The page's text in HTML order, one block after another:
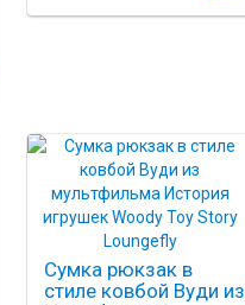
Сумка рюкзак в
стиле ковбой Вуди из